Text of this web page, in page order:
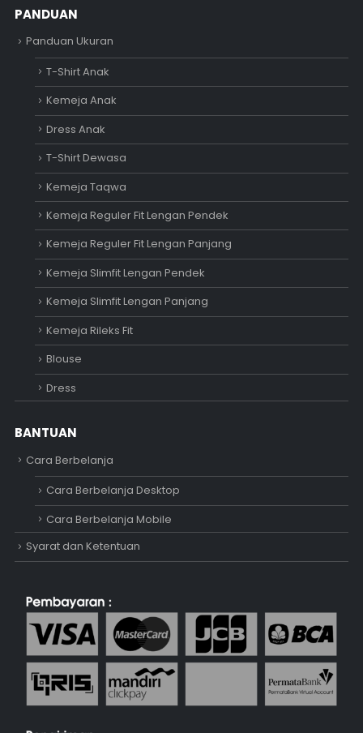
PANDUAN
Panduan Ukuran
T-Shirt Anak
Kemeja Anak
Dress Anak
T-Shirt Dewasa
Kemeja Taqwa
Kemeja Reguler Fit Lengan Pendek
Kemeja Reguler Fit Lengan Panjang
Kemeja Slimfit Lengan Pendek
Kemeja Slimfit Lengan Panjang
Kemeja Rileks Fit
Blouse
Dress
BANTUAN
Cara Berbelanja
Cara Berbelanja Desktop
Cara Berbelanja Mobile
Syarat dan Ketentuan